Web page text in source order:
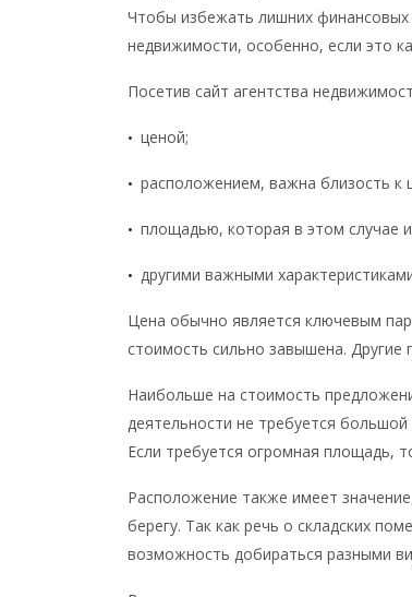
Чтобы избежать лишних
недвижимости, особенно, если это
Посетив сайт агентства
• ценой;
• расположением, важна близость к
• площадью, которая в этом случае
• другими важными
Цена обычно является ключевым
стоимость сильно завышена.
Наибольше на стоимость
деятельности не требуется
Если требуется огромная площадь,
Расположение также имеет
берегу. Так как речь о складских
возможность добираться разными